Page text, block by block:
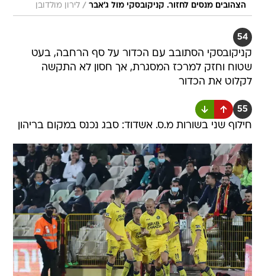
הצהובים מנסים לחזור. קניקובסקי מול ג'אבר / לירון מולדובן
54
קניקובסקי הסתובב עם הכדור על סף הרחבה, בעט
שטוח וחזק למרכז המסגרת, אך חסון לא התקשה
לקלוט את הכדור
55
חילוף שני בשורות מ.ס. אשדוד: סבג נכנס במקום בריהון